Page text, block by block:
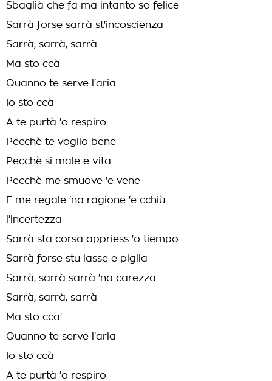
Sbaglià che fa ma intanto so felice
Sarrà forse sarrà st'incoscienza
Sarrà, sarrà, sarrà
Ma sto ccà
Quanno te serve l'aria
Io sto ccà
A te purtà 'o respiro
Pecchè te voglio bene
Pecchè si male e vita
Pecchè me smuove 'e vene
E me regale 'na ragione 'e cchiù
l'incertezza
Sarrà sta corsa appriess 'o tiempo
Sarrà forse stu lasse e piglia
Sarrà, sarrà sarrà 'na carezza
Sarrà, sarrà, sarrà
Ma sto cca'
Quanno te serve l'aria
Io sto ccà
A te purtà 'o respiro